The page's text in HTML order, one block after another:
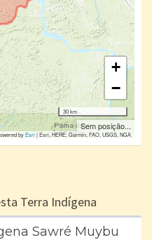
+
−
30 km
Sem posição...
byEsri|Esri, HERE, Garmin, FAO, USGS, NGA
Terra Indígena
Sawré Muybu